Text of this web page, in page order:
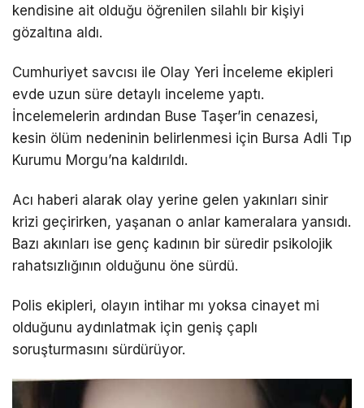
kendisine ait olduğu öğrenilen silahlı bir kişiyi
gözaltına aldı.
Cumhuriyet savcısı ile Olay Yeri İnceleme ekipleri
evde uzun süre detaylı inceleme yaptı.
İncelemelerin ardından Buse Taşer’in cenazesi,
kesin ölüm nedeninin belirlenmesi için Bursa Adli Tıp
Kurumu Morgu’na kaldırıldı.
Acı haberi alarak olay yerine gelen yakınları sinir
krizi geçirirken, yaşanan o anlar kameralara yansıdı.
Bazı akınları ise genç kadının bir süredir psikolojik
rahatsızlığının olduğunu öne sürdü.
Polis ekipleri, olayın intihar mı yoksa cinayet mi
olduğunu aydınlatmak için geniş çaplı
soruşturmasını sürdürüyor.